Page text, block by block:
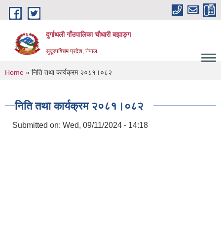
Skip to main content
दुर्गाथली गाँउपालिका चौधारी बझाङ्ग
सुदूरपश्चिम प्रदेश, नेपाल
You are here
Home » निति तथा कार्यक्रम २०८१।०८२
निति तथा कार्यक्रम २०८१।०८२
Submitted on: Wed, 09/11/2024 - 14:18